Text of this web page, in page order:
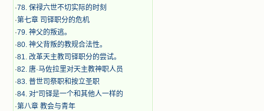
·78. 保禄六世不切实际的时刻
·第七章 司铎职分的危机
·79. 神父的叛逃。
·80. 神父背叛的教规合法性。
·81. 改革天主教司铎职分的尝试。
·82. 唐·马佐拉里对天主教神职人员
·83. 普世司祭职和按立圣职
·84. 对“司铎是一个和其他人一样的
·第八章 教会与青年